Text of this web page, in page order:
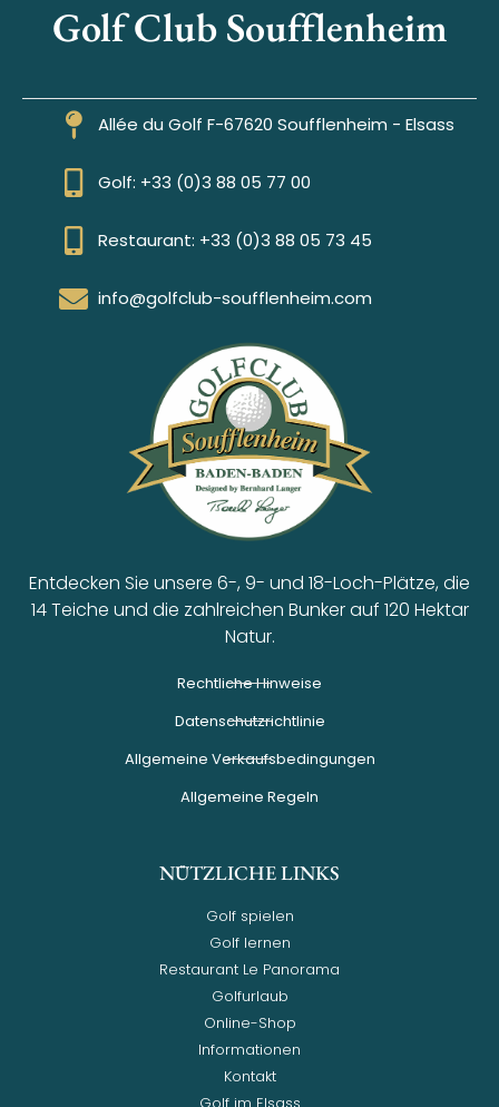
Golf Club Soufflenheim
Allée du Golf F-67620 Soufflenheim - Elsass
Golf: +33 (0)3 88 05 77 00
Restaurant: +33 (0)3 88 05 73 45
info@golfclub-soufflenheim.com
Entdecken Sie unsere 6-, 9- und 18-Loch-Plätze, die
14 Teiche und die zahlreichen Bunker auf 120 Hektar
Natur.
Rechtliche Hinweise
Datenschutzrichtlinie
Allgemeine Verkaufsbedingungen
Allgemeine Regeln
NÜTZLICHE LINKS
Golf spielen
Golf lernen
Restaurant Le Panorama
Golfurlaub
Online-Shop
Informationen
Kontakt